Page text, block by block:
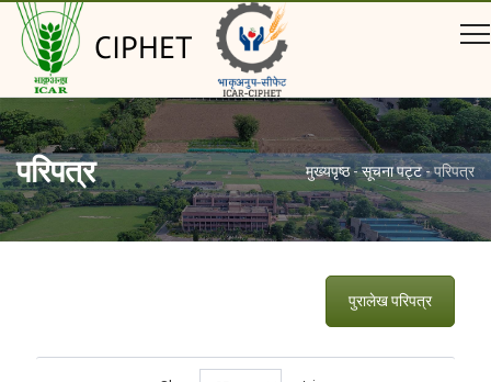
CIPHET
परिपत्र मुख्यपृष्ठ -सूचना पट्ट-परिपत्र
पुरालेख परिपत्र